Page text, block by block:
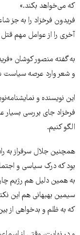
که می‌خواهد بکند.»
فریدون فرخزاد را به جز
آخری را از عوامل مهم قتل
به گفته منصور کوشان
و شعر وارد عرصه سیاست
این نویسنده و
فرخزاد جای بررسی بسیار
الگو کنیم.
همچنین جلال سرفراز به
بود که درک سیاسی و
به همین دلیل هم رژیم
سیمین بهبهانی هم این
که به ظلم و بدخواهی از